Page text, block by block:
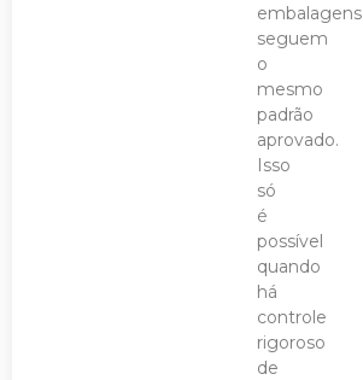
embalagens
seguem
o
mesmo
padrão
aprovado.
Isso
só
é
possível
quando
há
controle
rigoroso
de